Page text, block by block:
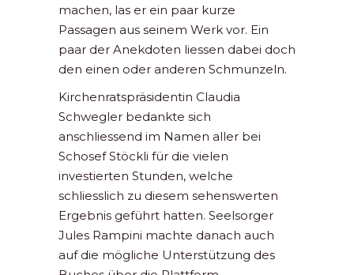
machen, las er ein paar kurze
Passagen aus seinem Werk vor. Ein
paar der Anekdoten liessen dabei doch
den einen oder anderen Schmunzeln.
Kirchenratspräsidentin Claudia
Schwegler bedankte sich
anschliessend im Namen aller bei
Schosef Stöckli für die vielen
investierten Stunden, welche
schliesslich zu diesem sehenswerten
Ergebnis geführt hatten. Seelsorger
Jules Rampini machte danach auch
auf die mögliche Unterstützung des